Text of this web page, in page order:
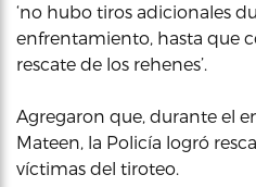
‘no hubo tiros adicionales
enfrentamiento, hasta que
rescate de los rehenes’.
Agregaron que, durante el
Mateen, la Policía logró
víctimas del tiroteo.